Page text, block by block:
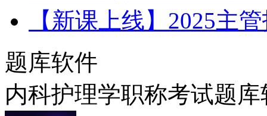
【新课上线】2025主
题库软件
内科护理学职称考试题